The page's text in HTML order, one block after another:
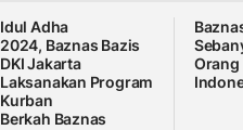
Idul Adha
2024, Baznas Bazis
DKI Jakarta
Laksanakan Program
Kurban
Berkah Baznas
Orang